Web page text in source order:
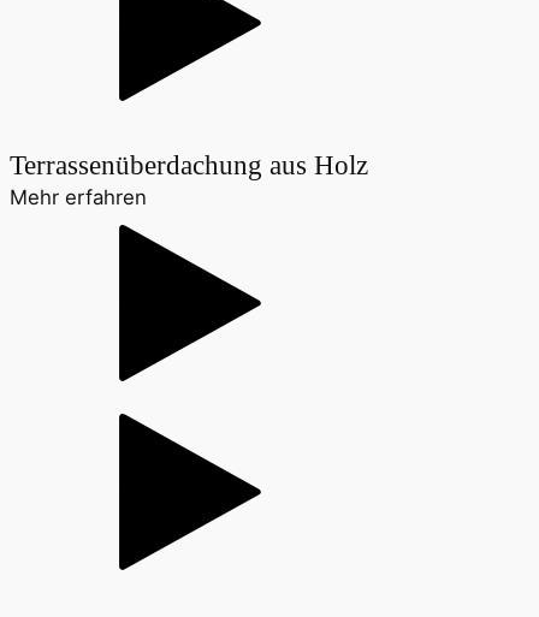
Terrassenüberdachung aus Holz
Mehr erfahren